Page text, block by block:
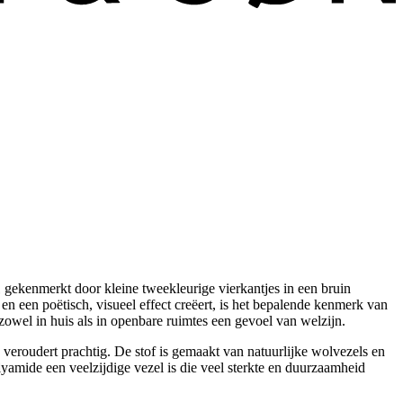
door kleine tweekleurige vierkantjes in een bruin
een poëtisch, visueel effect creëert, is het bepalende kenmerk van
in huis als in openbare ruimtes een gevoel van welzijn.
prachtig. De stof is gemaakt van natuurlijke wolvezels en
een veelzijdige vezel is die veel sterkte en duurzaamheid